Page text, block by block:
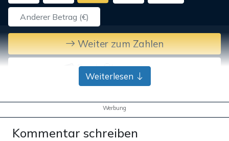
Weiter zum Zahlen
Bank-Überweisung
Weiterlesen
Werbung
Kommentar schreiben